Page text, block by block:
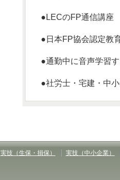
●LECのFP通信講
●日本FP協会認定
●通勤中に音声学
●社労士・宅建・中
実技（生保・損保） 実技（中小企業）